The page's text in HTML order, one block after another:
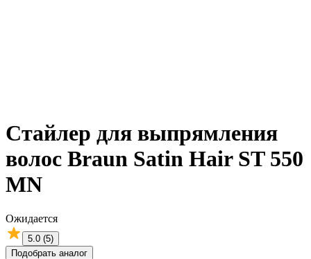
Стайлер для выпрямления
волос Braun Satin Hair ST 550
MN
Ожидается
5.0 (5)
Подобрать аналог